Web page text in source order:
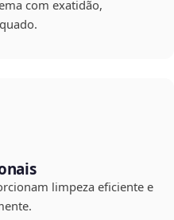
com exatidão,
limpeza eficiente e